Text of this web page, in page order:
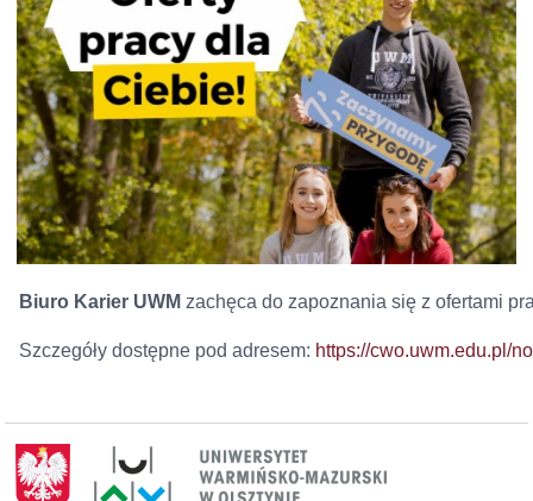
Biuro Karier UWM zachęca do zapoznania się z ofertami
Szczegóły dostępne pod adresem: https://cwo.uwm.edu.pl/